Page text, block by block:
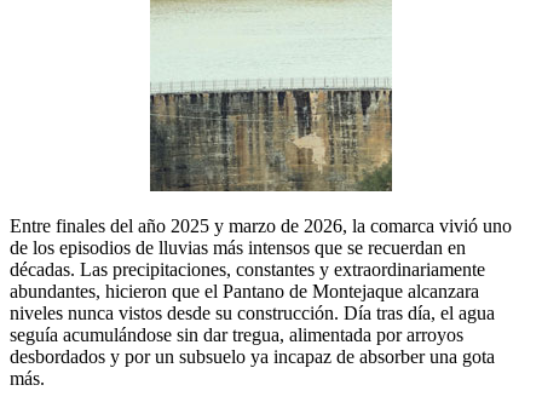
Entre finales del año 2025 y marzo de 2026, la comarca vivió uno
de los episodios de lluvias más intensos que se recuerdan en
décadas. Las precipitaciones, constantes y extraordinariamente
abundantes, hicieron que el Pantano de Montejaque alcanzara
niveles nunca vistos desde su construcción. Día tras día, el agua
seguía acumulándose sin dar tregua, alimentada por arroyos
desbordados y por un subsuelo ya incapaz de absorber una gota
más.